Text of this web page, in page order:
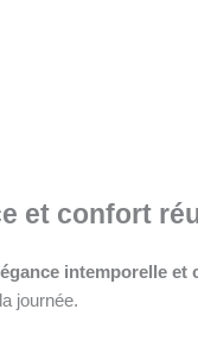
et confort
intemporelle et
journée.